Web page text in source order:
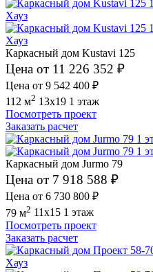
Каркасный дом Kustavi 125
Цена от 11 226 352 ₽
Цена от 9 542 400 ₽
112 м2 13x19 1 этаж
Посмотреть проект
Заказать расчет
Каркасный дом Jurmo 79
Цена от 7 918 588 ₽
Цена от 6 730 800 ₽
79 м2 11x15 1 этаж
Посмотреть проект
Заказать расчет